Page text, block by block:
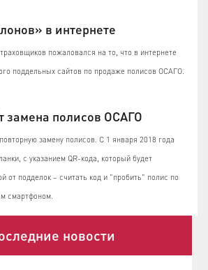
в интернете
пожаловался на то, что в интернете
поддельных сайтов по продаже полисов ОСАГО.
замена полисов ОСАГО
замену полисов. С 1 января 2018 года
с указанием QR-кода, который будет
от подделок – считать код и "пробить" полис по
смартфоном.
новости